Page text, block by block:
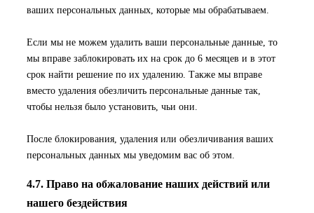
ваших персональных данных, которые мы обрабатываем.
Если мы не можем удалить ваши персональные данные, то
мы вправе заблокировать их на срок до 6 месяцев и в этот
срок найти решение по их удалению. Также мы вправе
вместо удаления обезличить персональные данные так,
чтобы нельзя было установить, чьи они.
После блокирования, удаления или обезличивания ваших
персональных данных мы уведомим вас об этом.
4.7. Право на обжалование наших действий или
нашего бездействия